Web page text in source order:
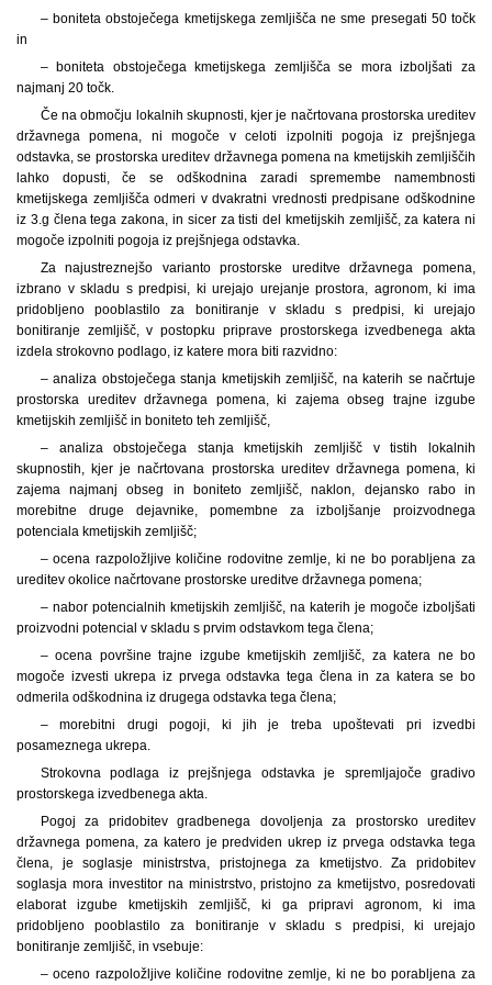
– boniteta obstoječega kmetijskega zemljišča ne sme presegati 50 točk
in
– boniteta obstoječega kmetijskega zemljišča se mora izboljšati za
najmanj 20 točk.
Če na območju lokalnih skupnosti, kjer je načrtovana prostorska ureditev
državnega pomena, ni mogoče v celoti izpolniti pogoja iz prejšnjega
odstavka, se prostorska ureditev državnega pomena na kmetijskih zemljiščih
lahko dopusti, če se odškodnina zaradi spremembe namembnosti
kmetijskega zemljišča odmeri v dvakratni vrednosti predpisane odškodnine
iz 3.g člena tega zakona, in sicer za tisti del kmetijskih zemljišč, za katera ni
mogoče izpolniti pogoja iz prejšnjega odstavka.
Za najustreznejšo varianto prostorske ureditve državnega pomena,
izbrano v skladu s predpisi, ki urejajo urejanje prostora, agronom, ki ima
pridobljeno pooblastilo za bonitiranje v skladu s predpisi, ki urejajo
bonitiranje zemljišč, v postopku priprave prostorskega izvedbenega akta
izdela strokovno podlago, iz katere mora biti razvidno:
– analiza obstoječega stanja kmetijskih zemljišč, na katerih se načrtuje
prostorska ureditev državnega pomena, ki zajema obseg trajne izgube
kmetijskih zemljišč in boniteto teh zemljišč,
– analiza obstoječega stanja kmetijskih zemljišč v tistih lokalnih
skupnostih, kjer je načrtovana prostorska ureditev državnega pomena, ki
zajema najmanj obseg in boniteto zemljišč, naklon, dejansko rabo in
morebitne druge dejavnike, pomembne za izboljšanje proizvodnega
potenciala kmetijskih zemljišč;
– ocena razpoložljive količine rodovitne zemlje, ki ne bo porabljena za
ureditev okolice načrtovane prostorske ureditve državnega pomena;
– nabor potencialnih kmetijskih zemljišč, na katerih je mogoče izboljšati
proizvodni potencial v skladu s prvim odstavkom tega člena;
– ocena površine trajne izgube kmetijskih zemljišč, za katera ne bo
mogoče izvesti ukrepa iz prvega odstavka tega člena in za katera se bo
odmerila odškodnina iz drugega odstavka tega člena;
– morebitni drugi pogoji, ki jih je treba upoštevati pri izvedbi
posameznega ukrepa.
Strokovna podlaga iz prejšnjega odstavka je spremljajoče gradivo
prostorskega izvedbenega akta.
Pogoj za pridobitev gradbenega dovoljenja za prostorsko ureditev
državnega pomena, za katero je predviden ukrep iz prvega odstavka tega
člena, je soglasje ministrstva, pristojnega za kmetijstvo. Za pridobitev
soglasja mora investitor na ministrstvo, pristojno za kmetijstvo, posredovati
elaborat izgube kmetijskih zemljišč, ki ga pripravi agronom, ki ima
pridobljeno pooblastilo za bonitiranje v skladu s predpisi, ki urejajo
bonitiranje zemljišč, in vsebuje:
– oceno razpoložljive količine rodovitne zemlje, ki ne bo porabljena za